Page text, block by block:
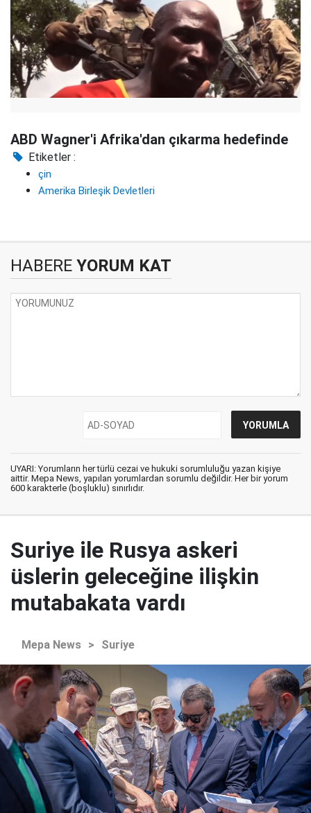
ABD Wagner'i Afrika'dan çıkarma hedefinde
Etiketler :
çin
Amerika Birleşik Devletleri
HABERE YORUM KAT
UYARI: Yorumların her türlü cezai ve hukuki sorumluluğu yazan kişiye
aittir. Mepa News, yapılan yorumlardan sorumlu değildir. Her bir yorum
600 karakterle (boşluklu) sınırlıdır.
Suriye ile Rusya askeri
üslerin geleceğine ilişkin
mutabakata vardı
Mepa News > Suriye